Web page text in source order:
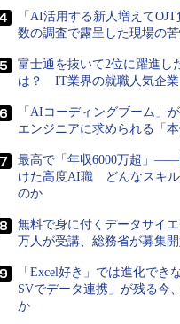
「AI活用する新人増えて
数の調査で露呈した現場の
富士通を抜いて2位に躍進し
は？ IT業界の就職人気企業
「AIコーディングブーム」
エンジニアに求められる「本
最高で「年収6000万超」――
けた高度AI職 どんなスキル
のか
無料で身に付くデータサイ
万人が受講、総務省が募集
「Excel好き」では進化でき
SVでデータ連携」が残る今
か